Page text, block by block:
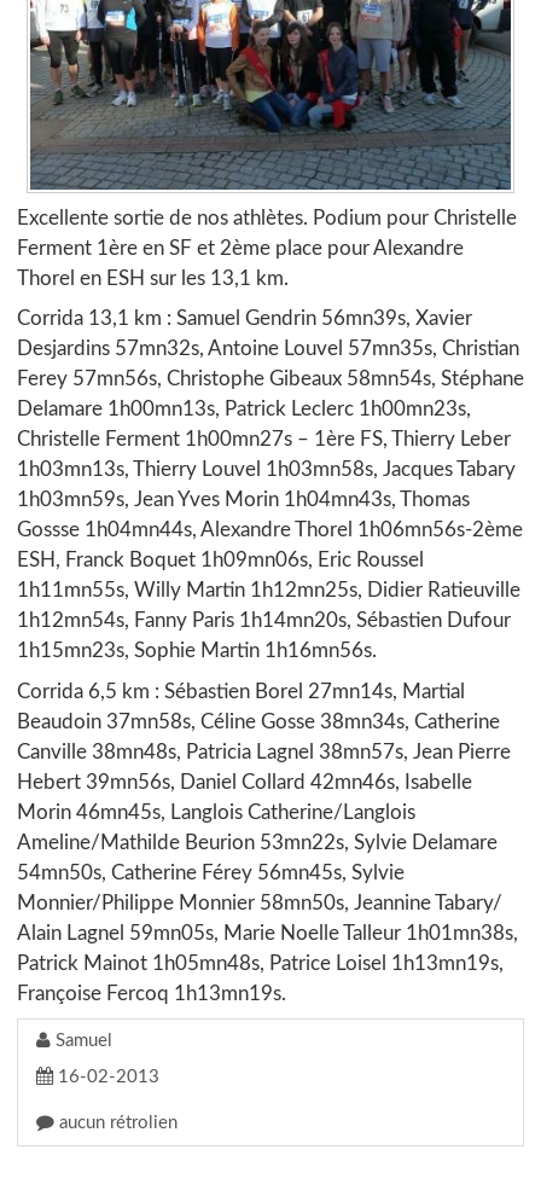
Excellente sortie de nos athlètes. Podium pour Christelle
Ferment 1ère en SF et 2ème place pour Alexandre
Thorel en ESH sur les 13,1 km.
Corrida 13,1 km : Samuel Gendrin 56mn39s, Xavier
Desjardins 57mn32s, Antoine Louvel 57mn35s, Christian
Ferey 57mn56s, Christophe Gibeaux 58mn54s, Stéphane
Delamare 1h00mn13s, Patrick Leclerc 1h00mn23s,
Christelle Ferment 1h00mn27s – 1ère FS, Thierry Leber
1h03mn13s, Thierry Louvel 1h03mn58s, Jacques Tabary
1h03mn59s, Jean Yves Morin 1h04mn43s, Thomas
Gossse 1h04mn44s, Alexandre Thorel 1h06mn56s-2ème
ESH, Franck Boquet 1h09mn06s, Eric Roussel
1h11mn55s, Willy Martin 1h12mn25s, Didier Ratieuville
1h12mn54s, Fanny Paris 1h14mn20s, Sébastien Dufour
1h15mn23s, Sophie Martin 1h16mn56s.
Corrida 6,5 km : Sébastien Borel 27mn14s, Martial
Beaudoin 37mn58s, Céline Gosse 38mn34s, Catherine
Canville 38mn48s, Patricia Lagnel 38mn57s, Jean Pierre
Hebert 39mn56s, Daniel Collard 42mn46s, Isabelle
Morin 46mn45s, Langlois Catherine/Langlois
Ameline/Mathilde Beurion 53mn22s, Sylvie Delamare
54mn50s, Catherine Férey 56mn45s, Sylvie
Monnier/Philippe Monnier 58mn50s, Jeannine Tabary/
Alain Lagnel 59mn05s, Marie Noelle Talleur 1h01mn38s,
Patrick Mainot 1h05mn48s, Patrice Loisel 1h13mn19s,
Françoise Fercoq 1h13mn19s.
Samuel
16-02-2013
aucun rétrolien